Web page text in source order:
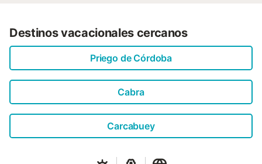
Destinos vacacionales cercanos
Priego de Córdoba
Cabra
Carcabuey